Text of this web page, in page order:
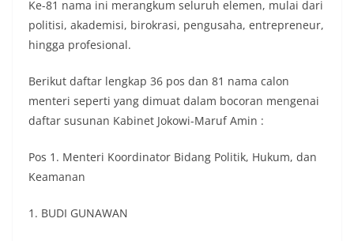
Ke-81 nama ini merangkum seluruh elemen, mulai dari
politisi, akademisi, birokrasi, pengusaha, entrepreneur,
hingga profesional.
Berikut daftar lengkap 36 pos dan 81 nama calon
menteri seperti yang dimuat dalam bocoran mengenai
daftar susunan Kabinet Jokowi-Maruf Amin :
Pos 1. Menteri Koordinator Bidang Politik, Hukum, dan
Keamanan
1. BUDI GUNAWAN